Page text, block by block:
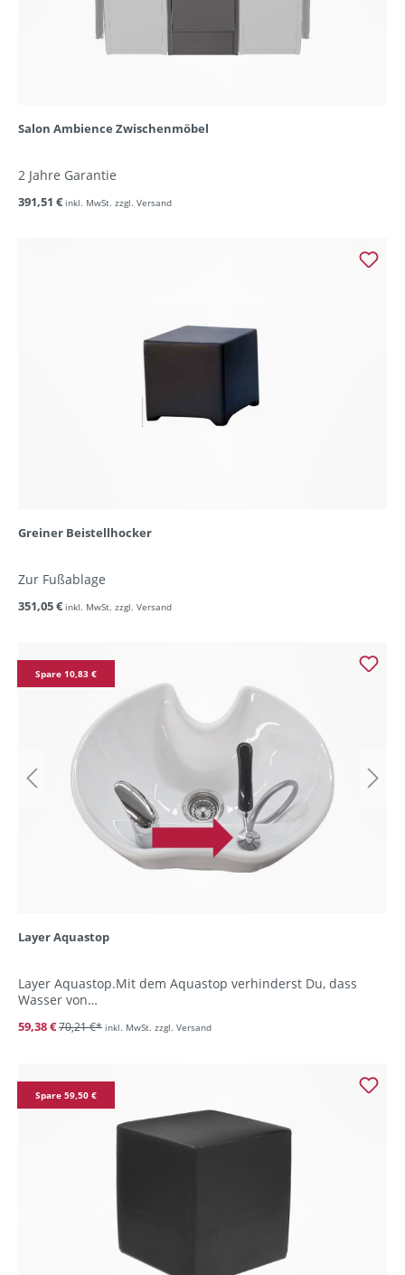
Salon Ambience Zwischenmöbel
2 Jahre Garantie
391,51 € inkl. MwSt. zzgl. Versand
Greiner Beistellhocker
Zur Fußablage
351,05 € inkl. MwSt. zzgl. Versand
Spare 10,83 €
Layer Aquastop
Layer Aquastop.Mit dem Aquastop verhinderst Du, dass
Wasser von…
59,38 €70,21 €* inkl. MwSt. zzgl. Versand
Spare 59,50 €